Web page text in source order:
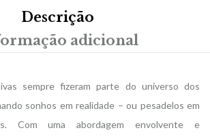
Descrição
adicional
sempre fizeram parte do universo dos
sonhos em realidade – ou pesadelos em
Com uma abordagem envolvente e